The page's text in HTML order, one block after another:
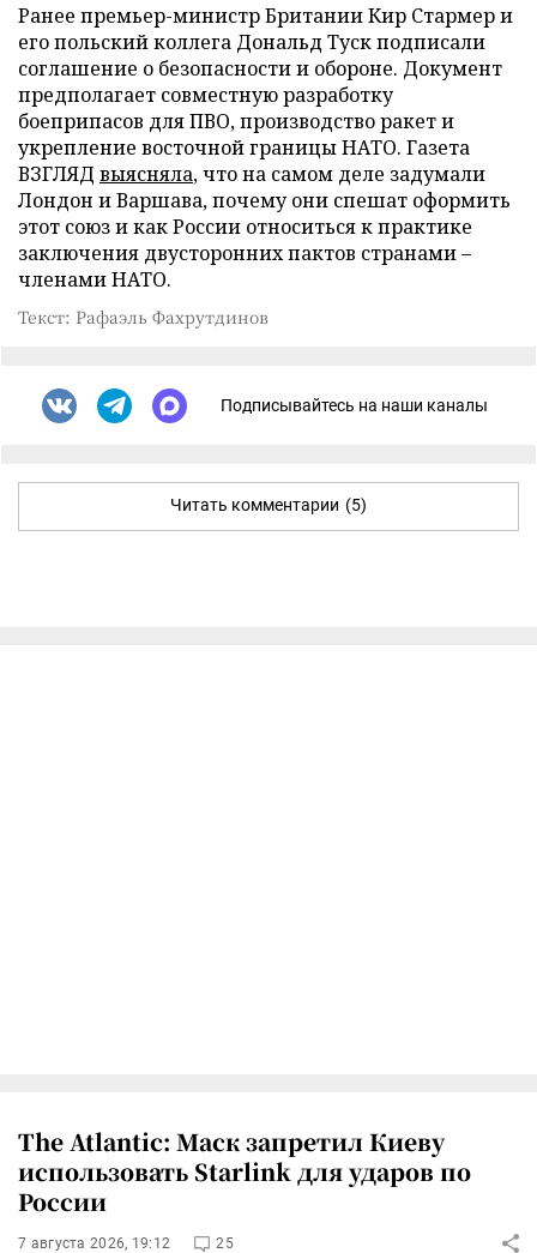
Ранее премьер-министр Британии Кир Стармер и
его польский коллега Дональд Туск подписали
соглашение о безопасности и обороне. Документ
предполагает совместную разработку
боеприпасов для ПВО, производство ракет и
укрепление восточной границы НАТО. Газета
ВЗГЛЯД выясняла, что на самом деле задумали
Лондон и Варшава, почему они спешат оформить
этот союз и как России относиться к практике
заключения двусторонних пактов странами –
членами НАТО.
Текст: Рафаэль Фахрутдинов
Подписывайтесь на наши каналы
Читать комментарии (5)
The Atlantic: Маск запретил Киеву
использовать Starlink для ударов по
России
7 августа 2026, 19:12 25